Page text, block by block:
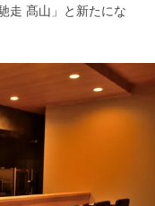
走 髙山」と新たにな